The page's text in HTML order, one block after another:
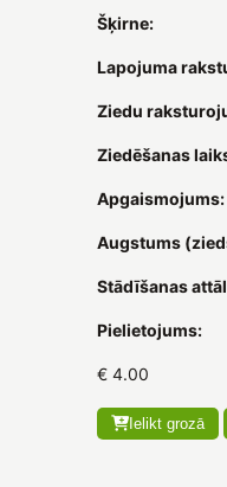
Šķirne:
Lapojuma
Ziedu
Ziedēšanas
Apgaismojums:
Augstums
Stādīšanas
Pielietojums:
€ 4.00
Ielikt grozā